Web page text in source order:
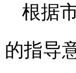
根据
的指导